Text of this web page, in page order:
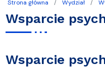
Strona główna Wydział
Wsparcie
Wsparcie